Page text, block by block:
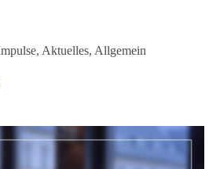
, Aktuelles, Allgemein